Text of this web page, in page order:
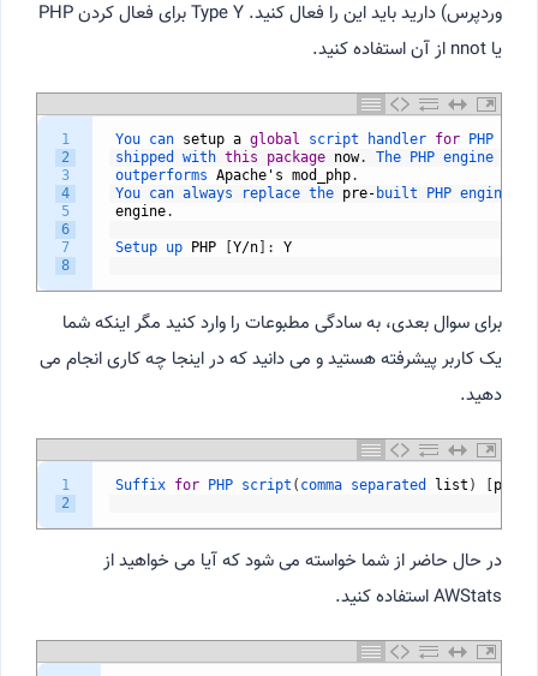
وردپرس) دارید باید این را فعال کنید. Type Y برای فعال کردن PHP
یا nnot از آن استفاده کنید.
1
2
3
4
5
6
7
8
You can setup a global script handler for PHP
shipped with this package now. The PHP engine
outperforms Apache ' s mod_php.
You can always replace the pre- built PHP engine
engine.
Setup up PHP [Y/n] : Y
برای سوال بعدی، به سادگی مطبوعات را وارد کنید مگر اینکه شما
یک کاربر پیشرفته هستید و می دانید که در اینجا چه کاری انجام می
دهید.
1
2
Suffix for PHP script ( comma separated list ) [php
در حال حاضر از شما خواسته می شود که آیا می خواهید از
AWStats استفاده کنید.